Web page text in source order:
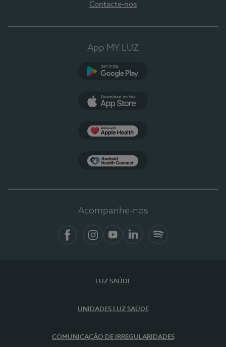
Contacte-nos
App MY LUZ
Acompanhe-nos
LUZ SAÚDE
UNIDADES LUZ SAÚDE
COMUNICAÇÃO DE IRREGULARIDADES